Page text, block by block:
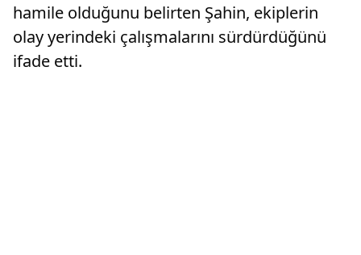
hamile olduğunu belirten Şahin, ekiplerin
olay yerindeki çalışmalarını sürdürdüğünü
ifade etti.